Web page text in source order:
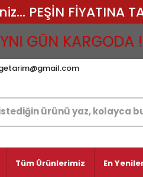
FİYATINA
GÜN KARGODA !
Tüm Ürünlerimiz En